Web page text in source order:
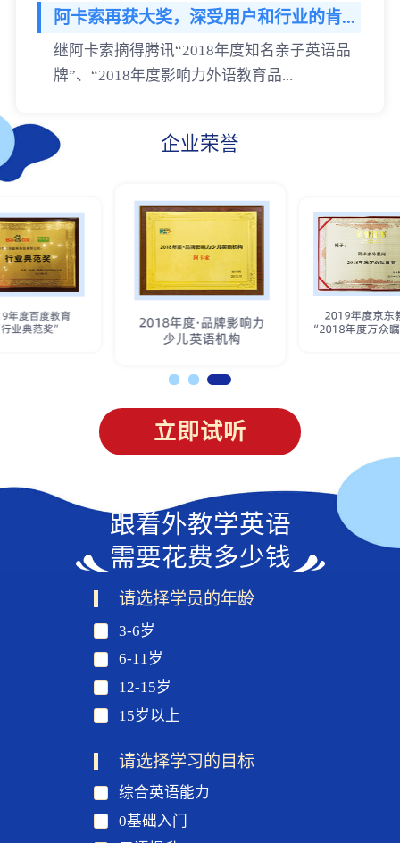
阿卡索再获大奖，深受用户和行业的肯...
继阿卡索摘得腾讯“2018年度知名亲子英语品
牌”、“2018年度影响力外语教育品...
企业荣誉
立即试听
跟着外教学英语
需要花费多少钱
请选择学员的年龄
3-6岁
6-11岁
12-15岁
15岁以上
请选择学习的目标
综合英语能力
0基础入门